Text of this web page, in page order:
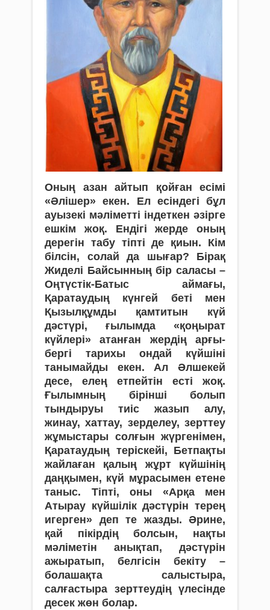
Оның азан айтып қойған есімі
«Әлішер» екен. Ел есіндегі бұл
ауызекі мәліметті індеткен әзірге
ешкім жоқ. Ендігі жерде оның
дерегін табу тіпті де қиын. Кім
білсін, солай да шығар? Бірақ
Жиделі Байсынның бір саласы –
Оңтүстік-Батыс аймағы,
Қаратаудың күнгей беті мен
Қызылқұмды қамтитын күй
дәстүрі, ғылымда «қоңырат
күйлері» атанған жердің арғы-
бергі тарихы ондай күйшіні
танымайды екен. Ал Әлшекей
десе, елең етпейтін есті жоқ.
Ғылымның бірінші болып
тындыруы тиіс жазып алу,
жинау, хаттау, зерделеу, зерттеу
жұмыстары солғын жүргенімен,
Қаратаудың теріскейі, Бетпақты
жайлаған қалың жұрт күйшінің
даңқымен, күй мұрасымен етене
таныс. Тіпті, оны «Арқа мен
Атырау күйшілік дәстүрін терең
игерген» деп те жазды. Әрине,
қай пікірдің болсын, нақты
мәліметін анықтап, дәстүрін
ажыратып, белгісін бекіту –
болашақта салыстыра,
салғастыра зерттеудің үлесінде
десек жөн болар.